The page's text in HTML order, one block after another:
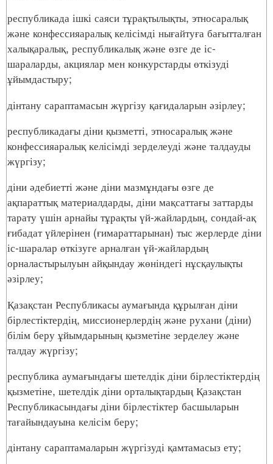
республикада ішкі саяси тұрақтылықты, этносаралық
және конфессияаралық келісімді нығайтуға бағытталған
халықаралық, республикалық және өзге де іс-
шараларды, акциялар мен конкурстарды өткізуді
ұйымдастыру;
дінтану сараптамасын жүргізу қағидаларын әзірлеу;
республикадағы діни қызметті, этносаралық және
конфессияаралық келісімді зерделеуді және талдауды
жүргізу;
діни әдебиетті және діни мазмұндағы өзге де
ақпараттық материалдарды, діни мақсаттағы заттарды
тарату үшін арнайы тұрақты үй-жайлардың, сондай-ақ
ғибадат үйлерінен (ғимараттарынан) тыс жерлерде діни
іс-шаралар өткізуге арналған үй-жайлардың
орналастырылуын айқындау жөніндегі нұсқаулықты
әзірлеу;
Қазақстан Республикасы аумағында құрылған діни
бірлестіктердің, миссионерлердің және рухани (діни)
білім беру ұйымдарының қызметіне зерделеу және
талдау жүргізу;
республика аумағындағы шетелдік діни бірлестіктердің
қызметіне, шетелдік діни орталықтардың Қазақстан
Республикасындағы діни бірлестіктер басшыларын
тағайындауына келісім беру;
дінтану сараптамаларын жүргізуді қамтамасыз ету;